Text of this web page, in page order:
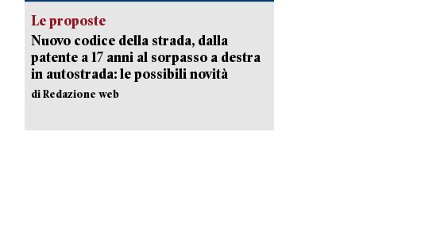
Le proposte
Nuovo codice della strada, dalla
patente a 17 anni al sorpasso a destra
in autostrada: le possibili novità
di Redazione web